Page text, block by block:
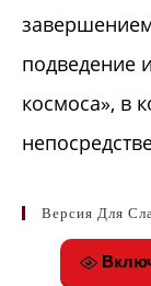
подведение
космоса», в
Версия Для